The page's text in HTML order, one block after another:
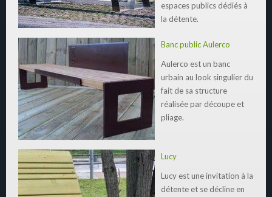
espaces publics dédiés à
la détente.
Banc public Aulerco
Aulerco est un banc
urbain au look singulier du
fait de sa structure
réalisée par découpe et
pliage.
Lucy
Lucy est une invitation à la
détente et se décline en